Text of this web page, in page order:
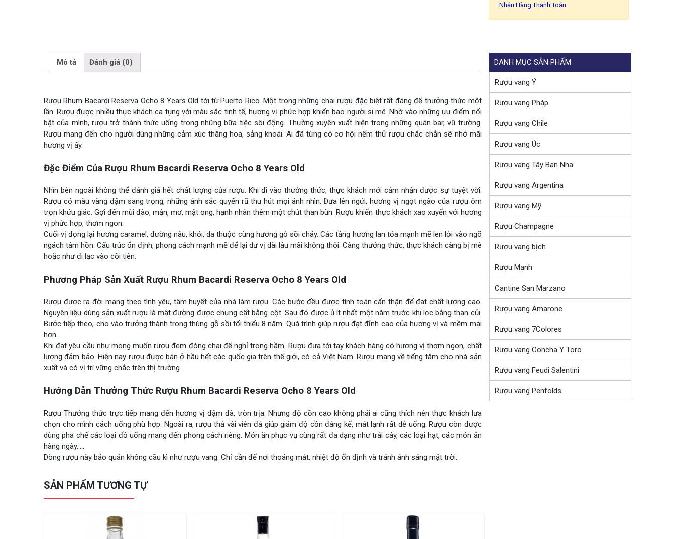
Nhận Hàng Thanh Toán
Mô tả Đánh giá (0)
Rượu Rhum Bacardi Reserva Ocho 8 Years Old tới từ Puerto Rico. Một trong những chai rượu đặc biệt rất đáng để thưởng thức một
lần. Rượu được nhiều thực khách ca tụng với màu sắc tinh tế, hương vị phức hợp khiến bao người si mê. Nhờ vào những ưu điểm nổi
bật của mình, rượu trở thành thức uống trong những bữa tiệc sôi động. Thường xuyên xuất hiện trong những quán bar, vũ trường.
Rượu mang đến cho người dùng những cảm xúc thăng hoa, sảng khoái. Ai đã từng có cơ hội nếm thử rượu chắc chắn sẽ nhớ mãi
hương vị ấy.
Đặc Điểm Của Rượu Rhum Bacardi Reserva Ocho 8 Years Old
Nhìn bên ngoài không thể đánh giá hết chất lượng của rượu. Khi đi vào thưởng thức, thực khách mới cảm nhận được sự tuyệt vời.
Rượu có màu vàng đậm sang trọng, những ánh sắc quyến rũ thu hút mọi ánh nhìn. Đưa lên ngửi, hương vị ngọt ngào của rượu ôm
trọn khứu giác. Gợi đến mùi đào, mận, mơ, mật ong, hạnh nhân thêm một chút than bùn. Rượu khiến thực khách xao xuyến với hương
vị phức hợp, thơm ngon.
Cuối vị đọng lại hương caramel, đường nâu, khói, da thuộc cùng hương gỗ sồi cháy. Các tầng hương lan tỏa mạnh mẽ len lỏi vào ngõ
ngách tâm hồn. Cấu trúc ổn định, phong cách mạnh mẽ để lại dư vị dài lâu mãi không thôi. Càng thưởng thức, thực khách càng bị mê
hoặc như đi lạc vào cõi tiên.
Phương Pháp Sản Xuất Rượu Rhum Bacardi Reserva Ocho 8 Years Old
Rượu được ra đời mang theo tình yêu, tâm huyết của nhà làm rượu. Các bước đều được tính toán cẩn thận để đạt chất lượng cao.
Nguyên liệu dùng sản xuất rượu là mật đường được chưng cất bằng cột. Sau đó được ủ ít nhất một năm trước khi lọc bằng than củi.
Bước tiếp theo, cho vào trưởng thành trong thùng gỗ sồi tối thiểu 8 năm. Quá trình giúp rượu đạt đỉnh cao của hương vị và mềm mại
hơn.
Khi đạt yêu cầu như mong muốn rượu đem đóng chai để nghỉ trong hầm. Rượu đưa tới tay khách hàng có hương vị thơm ngon, chất
lượng đảm bảo. Hiện nay rượu được bán ở hầu hết các quốc gia trên thế giới, có cả Việt Nam. Rượu mang về tiếng tăm cho nhà sản
xuất và có vị trí vững chắc trên thị trường.
Hướng Dẫn Thưởng Thức Rượu Rhum Bacardi Reserva Ocho 8 Years Old
Rượu Thưởng thức trực tiếp mang đến hương vị đậm đà, tròn trịa. Nhưng độ cồn cao không phải ai cũng thích nên thực khách lưa
chọn cho mình cách uống phù hợp. Ngoài ra, rượu thả vài viên đá giúp giảm độ cồn đáng kể, mát lạnh rất dễ uống. Rượu còn được
dùng pha chế các loại đồ uống mang đến phong cách riêng. Món ăn phục vụ cùng rất đa dạng như trái cây, các loại hạt, các món ăn
hàng ngày…..
Dòng rượu này bảo quản không cầu kì như rượu vang. Chỉ cần để nơi thoáng mát, nhiệt độ ổn định và tránh ánh sáng mặt trời.
DANH MỤC SẢN PHẨM
Rượu vang Ý
Rượu vang Pháp
Rượu vang Chile
Rượu vang Úc
Rượu vang Tây Ban Nha
Rượu vang Argentina
Rượu vang Mỹ
Rượu Champagne
Rượu vang bịch
Rượu Mạnh
Cantine San Marzano
Rượu vang Amarone
Rượu vang 7Colores
Rượu vang Concha Y Toro
Rượu vang Feudi Salentini
Rượu vang Penfolds
SẢN PHẨM TƯƠNG TỰ